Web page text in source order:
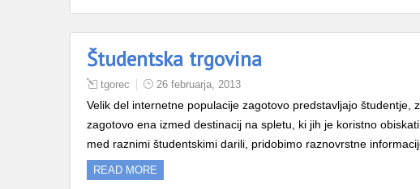
Študentska trgovina
tgorec 26 februarja, 2013
Velik del internetne populacije zagotovo predstavljajo študentje,
zagotovo ena izmed destinacij na spletu, ki jih je koristno
med raznimi študentskimi darili, pridobimo raznovrstne
READ MORE